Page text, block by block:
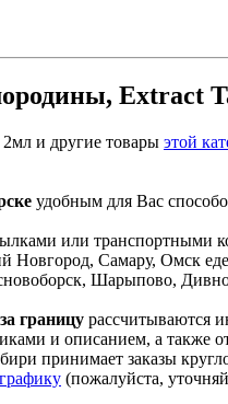
Extract
и другие товары этой
удобным для Вас
или транспортными
Новгород, Самару, Омск
Шарыпово,
границу рассчитываются
и описанием, а
принимает заказы
графику (пожалуйста,